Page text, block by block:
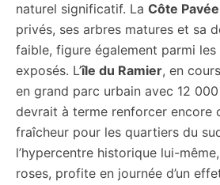
naturel significatif. La Côte Pavée
privés, ses arbres matures et sa
faible, figure également parmi
exposés. L’île du Ramier, en
en grand parc urbain avec 12
devrait à terme renforcer encore
fraîcheur pour les quartiers du
l’hypercentre historique lui-
roses, profite en journée d’un